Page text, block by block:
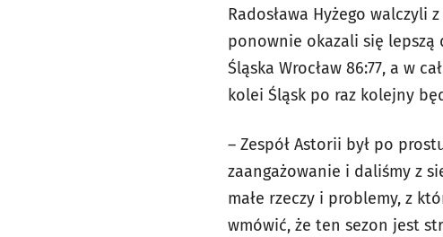
Radosława Hyżego walczyli
ponownie okazali się lepszą
Śląska Wrocław 86:77, a w
kolei Śląsk po raz kolejny
– Zespół Astorii był po
zaangażowanie i daliśmy z
małe rzeczy i problemy, z
wmówić, że ten sezon jest